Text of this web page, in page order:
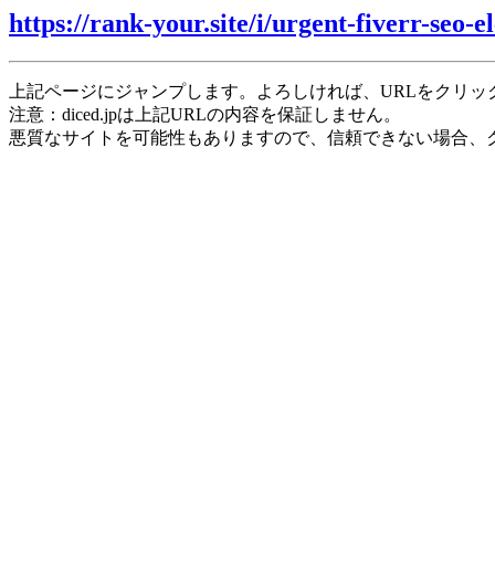
https://rank-your.site/i/urgent-fiverr-seo-
上記ページにジャンプします。よろしければ、URLをクリ
注意：diced.jpは上記URLの内容を保証しません。
悪質なサイトを可能性もありますので、信頼できない場合、